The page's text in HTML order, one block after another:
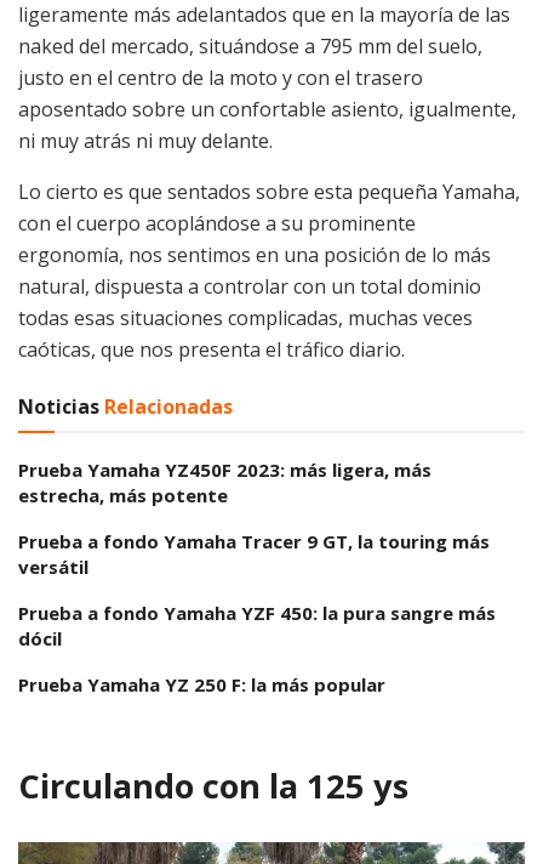
ligeramente más adelantados que en la mayoría de las
naked del mercado, situándose a 795 mm del suelo,
justo en el centro de la moto y con el trasero
aposentado sobre un confortable asiento, igualmente,
ni muy atrás ni muy delante.
Lo cierto es que sentados sobre esta pequeña Yamaha,
con el cuerpo acoplándose a su prominente
ergonomía, nos sentimos en una posición de lo más
natural, dispuesta a controlar con un total dominio
todas esas situaciones complicadas, muchas veces
caóticas, que nos presenta el tráfico diario.
Noticias Relacionadas
Prueba Yamaha YZ450F 2023: más ligera, más
estrecha, más potente
Prueba a fondo Yamaha Tracer 9 GT, la touring más
versátil
Prueba a fondo Yamaha YZF 450: la pura sangre más
dócil
Prueba Yamaha YZ 250 F: la más popular
Circulando con la 125 ys